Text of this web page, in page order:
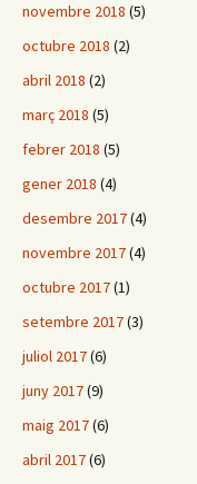
novembre 2018 (5)
octubre 2018 (2)
abril 2018 (2)
març 2018 (5)
febrer 2018 (5)
gener 2018 (4)
desembre 2017(4)
novembre 2017(4)
octubre 2017(1)
setembre 2017(3)
juliol 2017(6)
juny 2017(9)
maig 2017(6)
abril 2017(6)